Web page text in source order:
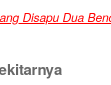
Disapu Dua